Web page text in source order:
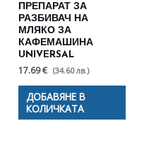
ПРЕПАРАТ ЗА
РАЗБИВАЧ НА
МЛЯКО ЗА
КАФЕМАШИНА
UNIVERSAL
17.69 € (34.60 лв.)
ДОБАВЯНЕ В
КОЛИЧКАТА